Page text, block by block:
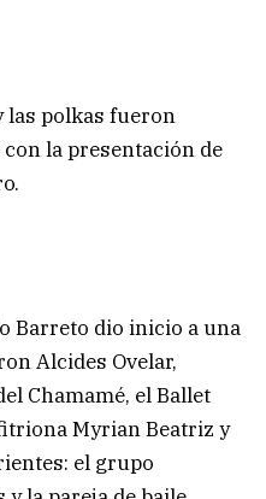
las polkas fueron
la presentación de
Barreto dio inicio a una
Alcides Ovelar,
Chamamé, el Ballet
Myrian Beatriz y
el grupo